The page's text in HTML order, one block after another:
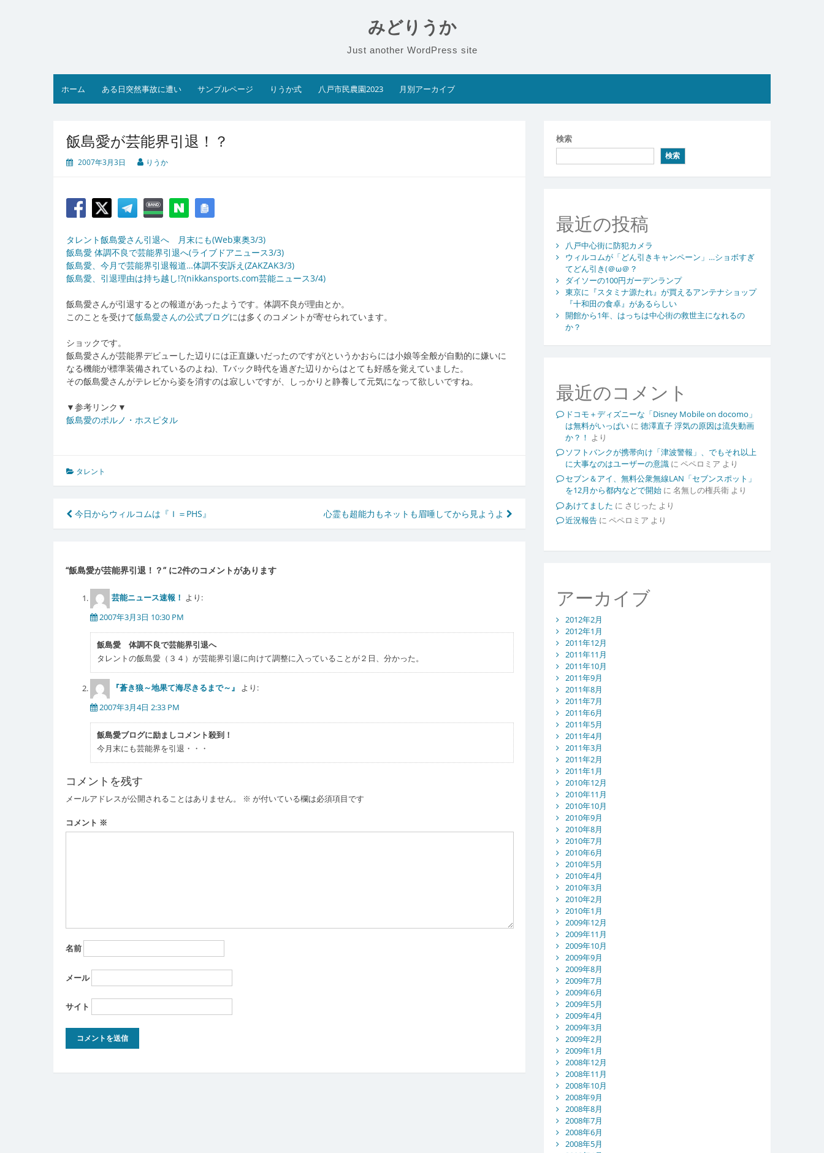
みどりうか
Just another WordPress site
ホーム ある日突然事故に遭い サンプルページ りうか式 八戸市民農園2023 月別アーカイブ
飯島愛が芸能界引退！？
2007年3月3日 りうか
タレント飯島愛さん引退へ 月末にも(Web東奥3/3)
飯島愛 体調不良で芸能界引退へ(ライブドアニュース3/3)
飯島愛、今月で芸能界引退報道…体調不安訴え(ZAKZAK3/3)
飯島愛、引退理由は持ち越し!?(nikkansports.com芸能ニュース3/4)
飯島愛さんが引退するとの報道があったようです。体調不良が理由とか。
このことを受けて飯島愛さんの公式ブログには多くのコメントが寄せられています。
ショックです。
飯島愛さんが芸能界デビューした辺りには正直嫌いだったのですが(というかおらには小娘等全般が自動的に嫌いに
なる機能が標準装備されているのよね)、Tバック時代を過ぎた辺りからはとても好感を覚えていました。
その飯島愛さんがテレビから姿を消すのは寂しいですが、しっかりと静養して元気になって欲しいですね。
▼参考リンク▼
飯島愛のポルノ・ホスピタル
タレント
投
稿
ビ
ゲ
今日からウィルコムは『Ｉ＝PHS』 心霊も超能力もネットも眉唾してから見ようよ
“飯島愛が芸能界引退！？” に2件のコメントがあります
芸能ニュース速報！ より:
2007年3月3日 10:30 PM
飯島愛 体調不良で芸能界引退へ
タレントの飯島愛（３４）が芸能界引退に向けて調整に入っていることが２日、分かった。
『蒼き狼～地果て海尽きるまで～』
より:
2007年3月4日 2:33 PM
飯島愛ブログに励ましコメント殺到！
今月末にも芸能界を引退・・・
コメントを残す
メールアドレスが公開されることはありません。 ※ が付いている欄は必須項目です
コメント ※
名前
メール
サイト
検索
検索
最近の投稿
八戸中心街に防犯カメラ
ウィルコムが「どん引きキャンペーン」…ショボすぎ
てどん引き(＠ω＠？
ダイソーの100円ガーデンランプ
東京に『スタミナ源たれ』が買えるアンテナショップ
『十和田の食卓』があるらしい
開館から1年、はっちは中心街の救世主になれるの
か？
最近のコメント
ドコモ＋ディズニーな「Disney Mobile on docomo」
は無料がいっぱいに 徳澤直子 浮気の原因は流失動画
か？！ より
ソフトバンクが携帯向け「津波警報」、でもそれ以上
に大事なのはユーザーの意識に ペペロミア より
セブン＆アイ、無料公衆無線LAN「セブンスポット」
を12月から都内などで開始に 名無しの権兵衛より
あけてました に さじった より
近況報告に ペペロミア より
アーカイブ
2012年2月
2012年1月
2011年12月
2011年11月
2011年10月
2011年9月
2011年8月
2011年7月
2011年6月
2011年5月
2011年4月
2011年3月
2011年2月
2011年1月
2010年12月
2010年11月
2010年10月
2010年9月
2010年8月
2010年7月
2010年6月
2010年5月
2010年4月
2010年3月
2010年2月
2010年1月
2009年12月
2009年11月
2009年10月
2009年9月
2009年8月
2009年7月
2009年6月
2009年5月
2009年4月
2009年3月
2009年2月
2009年1月
2008年12月
2008年11月
2008年10月
2008年9月
2008年8月
2008年7月
2008年6月
2008年5月